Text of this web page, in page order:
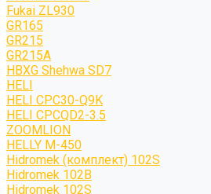
Fukai ZL930
GR165
GR215
GR215A
HBXG Shehwa SD7
HELI
HELI CPC30-Q9K
HELI CPCQD2-3.5
ZOOMLION
HELLY M-450
Hidromek (комплект) 102S
Hidromek 102B
Hidromek 102S